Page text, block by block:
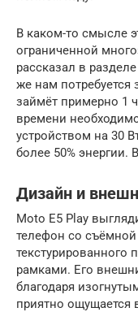
В каком-то смысле
ограниченной
рассказал в
же нам потребуется
займёт примерно 1
времени
устройством на 30
более 50% энергии.
Дизайн и
Moto E5 Play
телефон со
рамками. Его
благодаря
приятно ощущается